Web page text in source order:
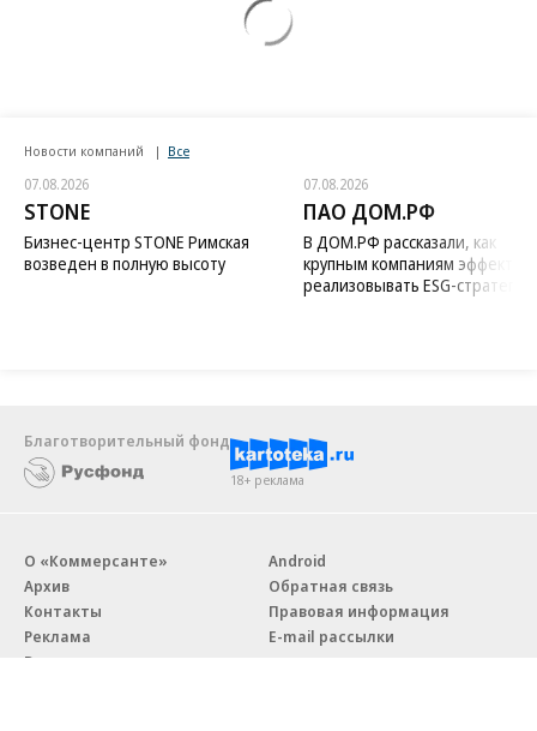
Новости компаний Все
07.08.2026
STONE
Бизнес-центр STONE Римская
возведен в полную высоту
07.08.2026
ПАО ДОМ.РФ
В ДОМ.РФ рассказали, как
крупным компаниям
реализовывать ESG-стратегию
Благотворительный фонд
18+ реклама
О «Коммерсанте»
Архив
Контакты
Реклама
Вакансии
Android
Обратная связь
Правовая информация
E-mail рассылки